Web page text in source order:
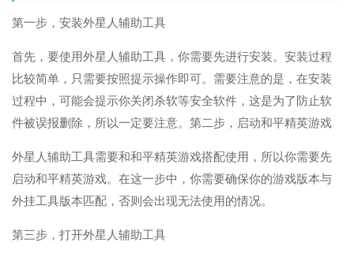
第一步，安装外星人辅助工具
首先，要使用外星人辅助工具，你需要先进行安装。安装过程
比较简单，只需要按照提示操作即可。需要注意的是，在安装
过程中，可能会提示你关闭杀软等安全软件，这是为了防止软
件被误报删除，所以一定要注意。第二步，启动和平精英游戏
外星人辅助工具需要和和平精英游戏搭配使用，所以你需要先
启动和平精英游戏。在这一步中，你需要确保你的游戏版本与
外挂工具版本匹配，否则会出现无法使用的情况。
第三步，打开外星人辅助工具